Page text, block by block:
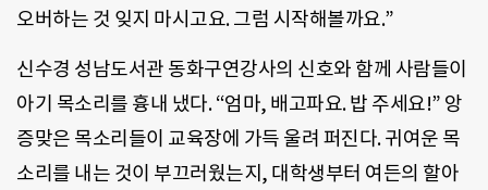
오버하는 것 잊지 마시고요. 그럼 시작해볼까요.”
신수경 성남도서관 동화구연강사의 신호와 함께 사람들이
아기 목소리를 흉내 냈다. “엄마, 배고파요. 밥 주세요!” 앙
증맞은 목소리들이 교육장에 가득 울려 퍼진다. 귀여운 목
소리를 내는 것이 부끄러웠는지, 대학생부터 여든의 할아